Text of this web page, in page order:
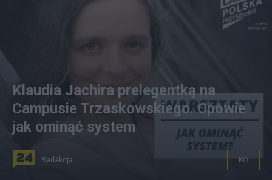
Klaudia Jachira prelegentką na
Campusie Trzaskowskiego. Opowie
jak ominąć system
Redakcja KO